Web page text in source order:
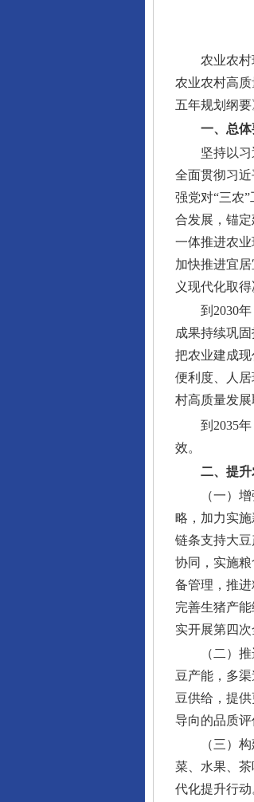
农业农
农业农村高
五年规划纲要
一、总
坚持以
全面贯彻习
强党对“三农
合发展，锚
一体推进农
加快推进宜
义现代化取
到2030
成果持续巩
把农业建成
便利度、人
村高质量发展
到2035
效。
二、提
（一）
略，加力实
链条支持大
协同，实施
备管理，推
完善生猪产
实开展第四次
（二）
豆产能，多
豆供给，提
导向的品质评
（三）
菜、水果、
代化提升行